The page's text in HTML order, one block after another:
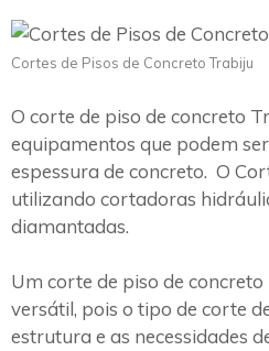
Cortes de Pisos de Concreto Trabiju
O corte de piso de concreto
equipamentos que podem
espessura de concreto. O
utilizando cortadoras
diamantadas.
Um corte de piso de
versátil, pois o tipo de corte
estrutura e as necessidades